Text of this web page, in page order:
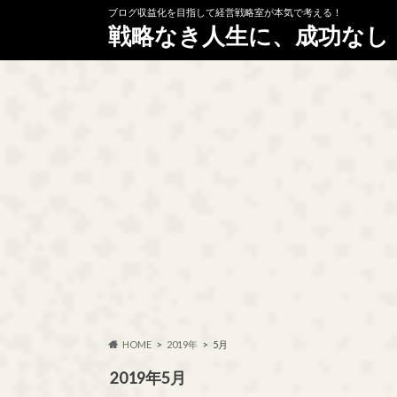
ブログ収益化を目指して経営戦略室が本気で考える！
戦略なき人生に、成功なし
HOME 2019年 5月
2019年5月